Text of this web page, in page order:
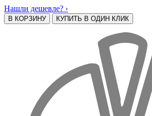
Нашли дешевле? ›
В КОРЗИНУ КУПИТЬ В ОДИН КЛИК